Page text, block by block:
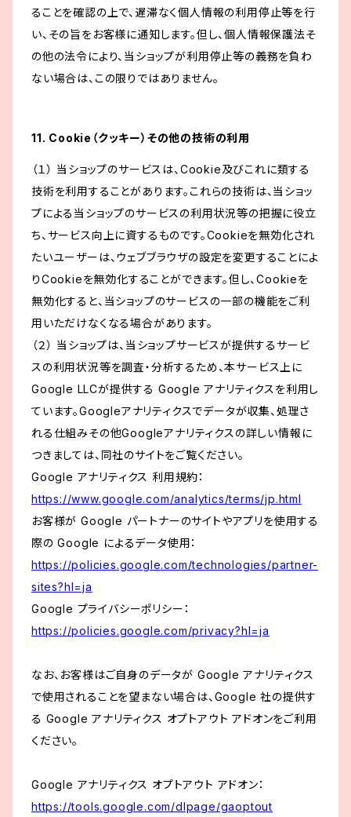
ることを確認の上で、遅滞なく個人情報の利用停止等を行
い、その旨をお客様に通知します。但し、個人情報保護法そ
の他の法令により、当ショップが利用停止等の義務を負わ
ない場合は、この限りではありません。
11. Cookie（クッキー）その他の技術の利用
（１） 当ショップのサービスは、Cookie及びこれに類する
技術を利用することがあります。これらの技術は、当ショッ
プによる当ショップのサービスの利用状況等の把握に役立
ち、サービス向上に資するものです。Cookieを無効化され
たいユーザーは、ウェブブラウザの設定を変更することによ
りCookieを無効化することができます。但し、Cookieを
無効化すると、当ショップのサービスの一部の機能をご利
用いただけなくなる場合があります。
（２） 当ショップは、当ショップサービスが提供するサービ
スの利用状況等を調査・分析するため、本サービス上に
Google LLCが提供する Google アナリティクスを利用し
ています。Googleアナリティクスでデータが収集、処理さ
れる仕組みその他Googleアナリティクスの詳しい情報に
つきましては、同社のサイトをご覧ください。
Google アナリティクス 利用規約：
https://www.google.com/analytics/terms/jp.html
お客様が Google パートナーのサイトやアプリを使用する
際の Google によるデータ使用：
https://policies.google.com/technologies/partner-
sites?hl=ja
Google プライバシーポリシー：
https://policies.google.com/privacy?hl=ja
なお、お客様はご自身のデータが Google アナリティクス
で使用されることを望まない場合は、Google 社の提供す
る Google アナリティクス オプトアウト アドオンをご利用
ください。
Google アナリティクス オプトアウト アドオン：
https://tools.google.com/dlpage/gaoptout